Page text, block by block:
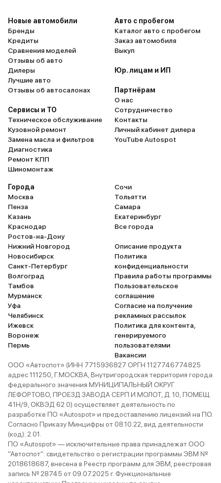
Новые автомобили
Бренды
Кредиты
Сравнения моделей
Отзывы об авто
Дилеры
Лучшие авто
Отзывы об автосалонах
Сервисы и ТО
Техническое обслуживание
Кузовной ремонт
Замена масла и фильтров
Диагностика
Ремонт КПП
Шиномонтаж
Авто с пробегом
Каталог авто с пробегом
Заказ автомобиля
Выкуп
Юр. лицам и ИП
Партнёрам
О нас
Сотрудничество
Контакты
Личный кабинет дилера
YouTube Autospot
Города
Москва
Пенза
Казань
Краснодар
Ростов-на-Дону
Нижний Новгород
Новосибирск
Санкт-Петербург
Волгоград
Тамбов
Мурманск
Уфа
Челябинск
Ижевск
Воронеж
Пермь
Сочи
Тольятти
Самара
Екатеринбург
Все города
Описание продукта
Политика
конфиденциальности
Правила работы программы
Пользовательское
соглашение
Согласие на получение
рекламных рассылок
Политика для контента,
генерируемого
пользователями
Вакансии
ООО «Автоспот» (ИНН 7715936827 ОРГН 1127746774825
адрес 111250, Г.МОСКВА, Внутригородская территория города
федерального значения МУНИЦИПАЛЬНЫЙ ОКРУГ
ЛЕФОРТОВО, ПРОЕЗД ЗАВОДА СЕРП И МОЛОТ, Д. 10, ПОМЕЩ.
41Н/9, ОКВЭД 62.0) осуществляет деятельность по
разработке ПО «Autospot» и предоставлению лицензий на ПО.
Согласно Приказу Минцифры от 08.10.22, вид деятельности
(код): 2.01.
ПО «Autospot» — исключительные права принадлежат ООО
"Автоспот": свидетельство о регистрации программы ЭВМ №
2018618687, внесена в Реестр программ для ЭВМ, реестровая
запись № 28745 от 09.07.2025 г. Функциональные